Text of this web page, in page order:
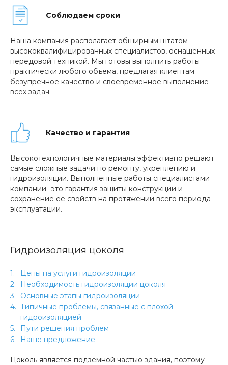
Соблюдаем сроки
Наша компания располагает обширным штатом
высококвалифицированных специалистов, оснащенных
передовой техникой. Мы готовы выполнить работы
практически любого объема, предлагая клиентам
безупречное качество и своевременное выполнение
всех задач.
Качество и гарантия
Высокотехнологичные материалы эффективно решают
самые сложные задачи по ремонту, укреплению и
гидроизоляции. Выполненные работы специалистами
компании- это гарантия защиты конструкции и
сохранение ее свойств на протяжении всего периода
эксплуатации.
Гидроизоляция цоколя
Цены на услуги гидроизоляции
Необходимость гидроизоляции цоколя
Основные этапы гидроизоляции
Типичные проблемы, связанные с плохой
гидроизоляцией
Пути решения проблем
Наше предложение
Цоколь является подземной частью здания, поэтому